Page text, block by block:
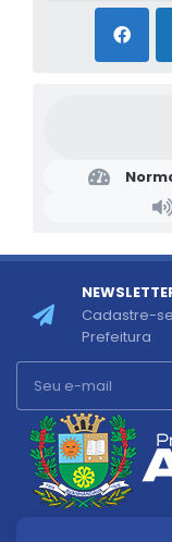
Cadastre-
Prefeitura